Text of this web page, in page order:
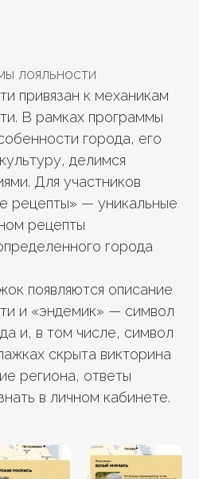
лояльности
привязан к механикам
В рамках программы
города, его
делимся
Для участников
рецепты» — уникальные
рецепты
города
появляются описание
и «эндемик» — символ
и, в том числе, символ
скрыта викторина
региона, ответы
в личном кабинете.